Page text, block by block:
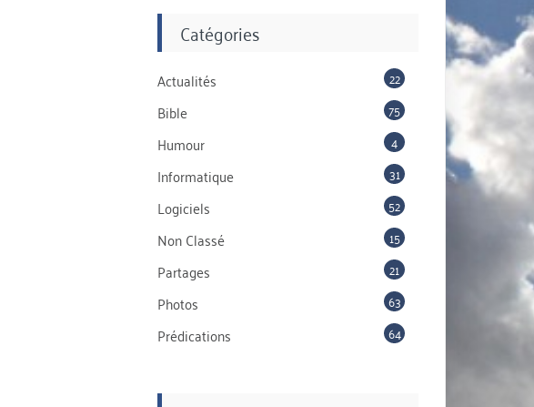
Catégories
Actualités 22
Bible 75
Humour 4
Informatique 31
Logiciels 52
Non Classé 15
Partages 21
Photos 63
Prédications 64